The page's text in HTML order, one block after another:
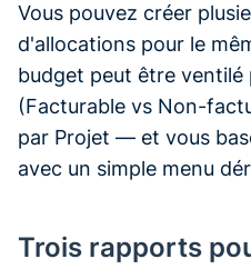
Vous pouvez créer
d'allocations pour le
budget peut être ventilé
(Facturable vs Non-
par Projet — et vous
avec un simple menu
Trois rapports